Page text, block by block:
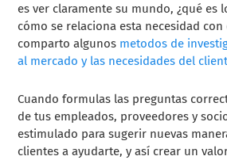
es ver claramente su mundo, ¿qué es
cómo se relaciona esta necesidad con
comparto algunos metodos de
al mercado y las necesidades del
Cuando formulas las preguntas
de tus empleados, proveedores y
estimulado para sugerir nuevas
clientes a ayudarte, y así crear un